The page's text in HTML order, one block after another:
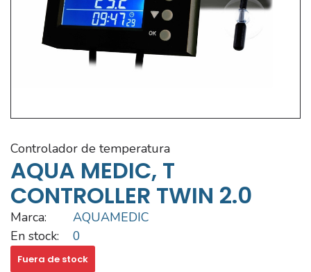
controlador de temperatura
AQUA MEDIC, T
CONTROLLER TWIN 2.0
Marca:
AQUAMEDIC
En stock:
0
Fuera de stock